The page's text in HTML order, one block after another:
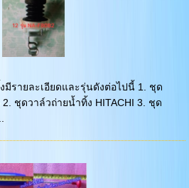
รายละเอียดและรุ่นดังต่อไปนี้ 1. ชุด
ชุดวาล์วถ่ายน้ำทิ้ง HITACHI 3. ชุด